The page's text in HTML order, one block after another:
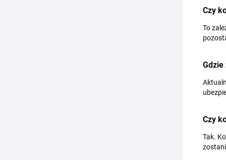
Czy
To
Gdzie
Czy
Tak.